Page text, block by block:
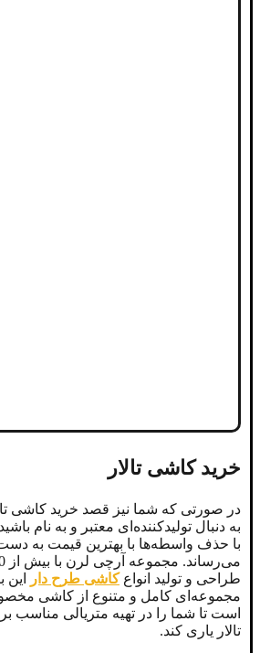
خرید کاشی تالار
در صورتی که شما نیز قصد خرید کاشی
به دنبال تولیدکننده‌ای معتبر و به نام
با حذف واسطه‌ها با بهترین قیمت به
طراحی و تولید انواعکاشی طرح دار
این
مجموعه‌ای کامل و متنوع از کاشی
است تا شما را در تهیه متریالی مناسب
تالار یاری کند.